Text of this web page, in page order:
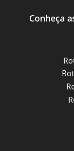
Conheça